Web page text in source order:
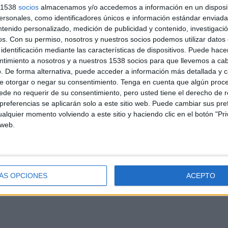
socios almacenamos y/o accedemos a información en un
como identificadores únicos e información estándar
personalizado, medición de publicidad y contenido,
Con su permiso, nosotros y nuestros socios podemos utilizar datos
mediante las características de dispositivos. Puede
a nosotros y a nuestros 1538 socios para que llevemos a
De forma alternativa, puede acceder a información más detallada y
otorgar o negar su consentimiento. Tenga en cuenta que algún
no requerir de su consentimiento, pero usted tiene el derecho de
se aplicarán solo a este sitio web. Puede cambiar sus
momento volviendo a este sitio y haciendo clic en el botón
OPCIONES ACEPTO
EN TELEVISIÓN EN ESPAÑA
los datos estadísticos de cuándo y dónde se televisan los partidos de
50%
50%
ÚLTIMO PARTIDO EN ABIERTO
Levante - Al Qadisiya
26/07/2026 Amistoso por LevanteUD TV
TOTAL
20
CANALES TV
DÍAS
SIN PARTIDO
GRATUÍTO
PARTIDOS
CONSECUTIVOS
DE PAGO